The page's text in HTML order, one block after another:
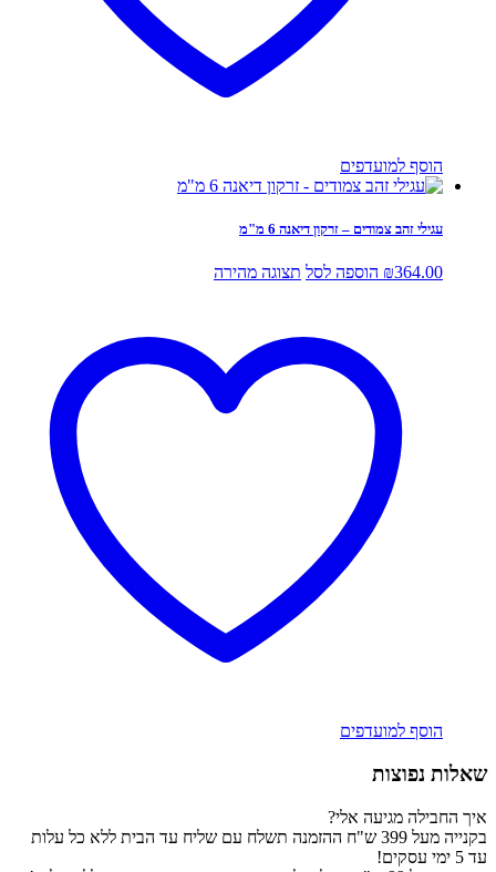
הוסף למועדפים
עגילי זהב צמודים – זרקון דיאנה 6 מ"מ
₪364.00 הוספה לסל תצוגה מהירה
הוסף למועדפים
שאלות נפוצות
איך החבילה מגיעה אלי?
בקנייה מעל 399 ש"ח ההזמנה תשלח עם שליח עד הבית ללא כל עלות
עד 5 ימי עסקים!